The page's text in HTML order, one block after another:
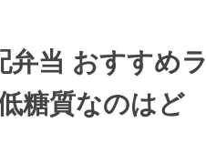
弁当 おすすめラ
糖質なのはど